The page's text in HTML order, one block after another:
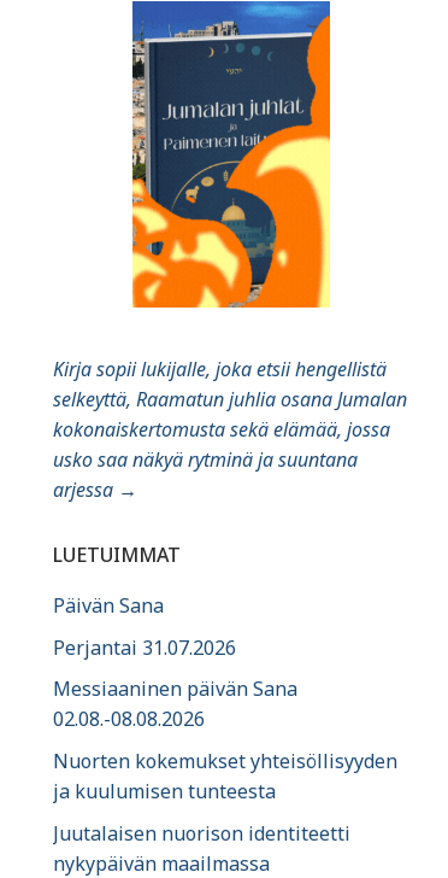
Kirja sopii lukijalle, joka etsii hengellistä
selkeyttä, Raamatun juhlia osana Jumalan
kokonaiskertomusta sekä elämää, jossa
usko saa näkyä rytminä ja suuntana
arjessa →
LUETUIMMAT
Päivän Sana
Perjantai 31.07.2026
Messiaaninen päivän Sana
02.08.-08.08.2026
Nuorten kokemukset yhteisöllisyyden
ja kuulumisen tunteesta
Juutalaisen nuorison identiteetti
nykypäivän maailmassa